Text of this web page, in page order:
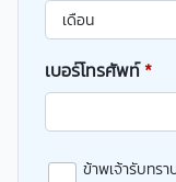
เบอร์โทรศัพท์*
ข้าพเจ้ารับทร